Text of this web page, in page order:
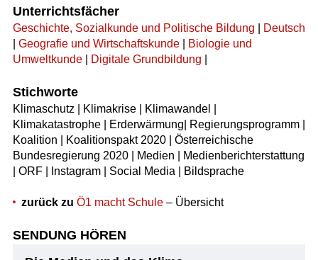
Unterrichtsfächer
Geschichte, Sozialkunde und Politische Bildung
Deutsch
Geografie und Wirtschaftskunde|
Biologie und
Umweltkunde| Digitale Grundbildung
Stichworte
Klimaschutz | Klimakrise | Klimawandel |
Klimakatastrophe | Erderwärmung| Regierungsprogramm |
Koalition | Koalitionspakt 2020 | Österreichische
Bundesregierung 2020 | Medien | Medienberichterstattung
| ORF | Instagram | Social Media | Bildsprache
zurück zu Ö1 macht Schule– Übersicht
SENDUNG HÖREN